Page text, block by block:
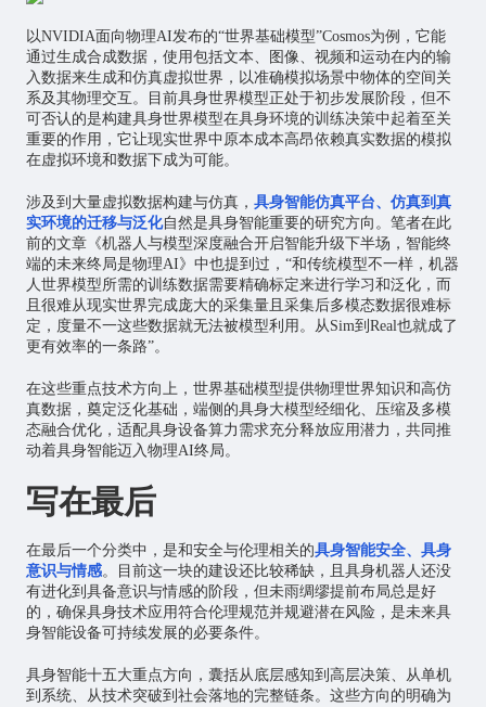
以NVIDIA面向物理AI发布的“世界基础模型”Cosmos为例，它能
通过生成合成数据，使用包括文本、图像、视频和运动在内的输
入数据来生成和仿真虚拟世界，以准确模拟场景中物体的空间关
系及其物理交互。目前具身世界模型正处于初步发展阶段，但不
可否认的是构建具身世界模型在具身环境的训练决策中起着至关
重要的作用，它让现实世界中原本成本高昂依赖真实数据的模拟
在虚拟环境和数据下成为可能。
涉及到大量虚拟数据构建与仿真， 具身智能仿真平台、仿真到真
实环境的迁移与泛化自然是具身智能重要的研究方向。笔者在此
前的文章《机器人与模型深度融合开启智能升级下半场，智能终
端的未来终局是物理AI》中也提到过，“和传统模型不一样，机器
人世界模型所需的训练数据需要精确标定来进行学习和泛化，而
且很难从现实世界完成庞大的采集量且采集后多模态数据很难标
定，度量不一这些数据就无法被模型利用。从Sim到Real也就成了
更有效率的一条路”。
在这些重点技术方向上，世界基础模型提供物理世界知识和高仿
真数据，奠定泛化基础，端侧的具身大模型经细化、压缩及多模
态融合优化，适配具身设备算力需求充分释放应用潜力，共同推
动着具身智能迈入物理AI终局。
写在最后
在最后一个分类中，是和安全与伦理相关的具身智能安全、具身
意识与情感。目前这一块的建设还比较稀缺，且具身机器人还没
有进化到具备意识与情感的阶段，但未雨绸缪提前布局总是好
的，确保具身技术应用符合伦理规范并规避潜在风险，是未来具
身智能设备可持续发展的必要条件。
具身智能十五大重点方向，囊括从底层感知到高层决策、从单机
到系统、从技术突破到社会落地的完整链条。这些方向的明确为